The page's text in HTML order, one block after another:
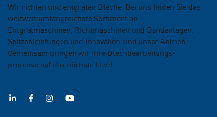
Wir richten und entgraten Bleche. Bei uns finden Sie das
weltweit umfangreichste Sortiment an
Entgratmaschinen, Richtmaschinen und Bandanlagen.
Spitzenleistungen und Innovation sind unser Antrieb.
Gemeinsam bringen wir Ihre Blechbearbeitungs­
prozesse auf das nächste Level.